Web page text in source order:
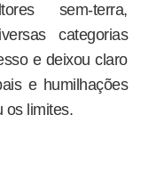
sem-terra,
categorias
e deixou claro
e humilhações
os limites.